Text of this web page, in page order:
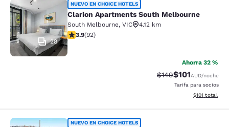
Clarion Apartments South
28
NUEVO EN CHOICE HOTELS
Clarion Apartments South Melbourne
South Melbourne, VIC
4.12 km
calificación de 3.89 estrellas. Bueno. 92 reseñas
3.9(92)
Ahorra 32 %
Precio tachado:
$149Precio con
$101AUD/noche
Tarifa para socios
Ver detalles
$101 total
NUEVO EN CHOICE HOTELS